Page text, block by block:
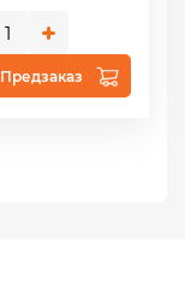
Предзаказ